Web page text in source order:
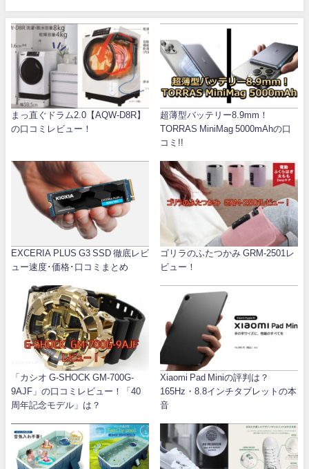
まっ直ぐドラム2.0【AQW-D8R】
の口コミレビュー！
超薄型バッテリー8.9mm！
TORRAS MiniMag 5000mAhの口
コミ!!
EXCERIA PLUS G3 SSD 徹底レビ
ュー速度･価格･口コミまとめ
ゴリラのふたつかみ GRM-2501レ
ビュー！
「カシオ G-SHOCK GM-700G-
9AJF」の口コミレビュー！「40
周年記念モデル」は？
Xiaomi Pad Miniの評判は？
165Hz・8.8インチタブレットの本
音